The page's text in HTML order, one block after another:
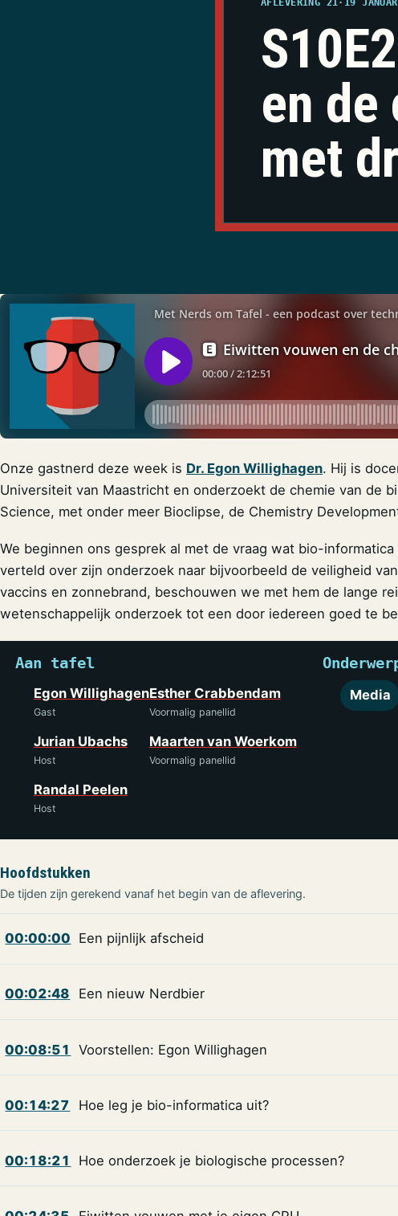
en de
met
Onze gastnerd deze week is Dr. Egon Willighagen. Hij is
Universiteit van Maastricht en onderzoekt de chemie van de
Science, met onder meer Bioclipse, de Chemistry
We beginnen ons gesprek al met de vraag wat bio-
verteld over zijn onderzoek naar bijvoorbeeld de veiligheid
vaccins en zonnebrand, beschouwen we met hem de lange
wetenschappelijk onderzoek tot een door iedereen goed te
Aan tafel
Egon Willighagen
Gast
Esther Crabbendam
Voormalig panellid
Jurian Ubachs
Host
Maarten van Woerkom
Voormalig panellid
Randal Peelen
Host
Media
Hoofdstukken
De tijden zijn gerekend vanaf het begin van de aflevering.
00:00:00 Een pijnlijk afscheid
00:02:48 Een nieuw Nerdbier
00:08:51 Voorstellen: Egon Willighagen
00:14:27 Hoe leg je bio-informatica uit?
00:18:21 Hoe onderzoek je biologische processen?